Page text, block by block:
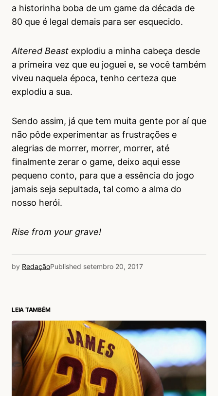
a historinha boba de um game da década de
80 que é legal demais para ser esquecido.
Altered Beast explodiu a minha cabeça desde
a primeira vez que eu joguei e, se você também
viveu naquela época, tenho certeza que
explodiu a sua.
Sendo assim, já que tem muita gente por aí que
não pôde experimentar as frustrações e
alegrias de morrer, morrer, morrer, até
finalmente zerar o game, deixo aqui esse
pequeno conto, para que a essência do jogo
jamais seja sepultada, tal como a alma do
nosso herói.
Rise from your grave!
by RedaçãoPublished setembro 20, 2017
LEIA TAMBÉM